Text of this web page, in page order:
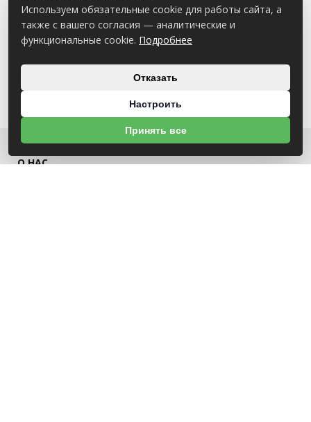
О НАС
Используем обязательные cookie для работы сайта, а
также с вашего согласия — аналитические и
функциональные cookie. Подробнее
Отказать
Настроить
Принять все